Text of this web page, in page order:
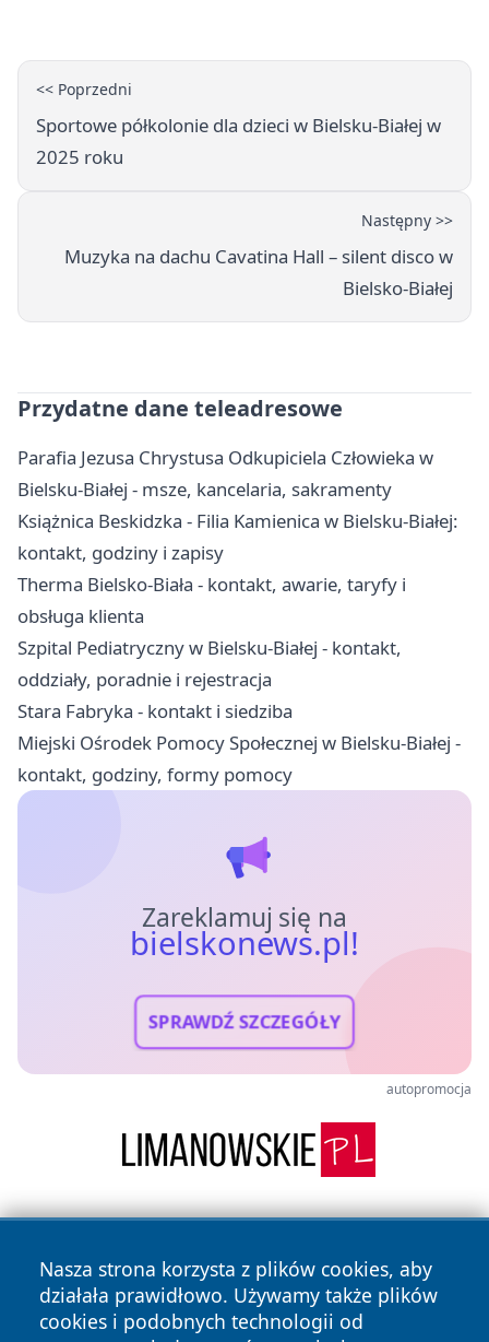
<< Poprzedni
Sportowe półkolonie dla dzieci w Bielsku-Białej w
2025 roku
Następny >>
Muzyka na dachu Cavatina Hall – silent disco w
Bielsko-Białej
Przydatne dane teleadresowe
Parafia Jezusa Chrystusa Odkupiciela Człowieka w
Bielsku-Białej - msze, kancelaria, sakramenty
Książnica Beskidzka - Filia Kamienica w Bielsku-Białej:
kontakt, godziny i zapisy
Therma Bielsko-Biała - kontakt, awarie, taryfy i
obsługa klienta
Szpital Pediatryczny w Bielsku-Białej - kontakt,
oddziały, poradnie i rejestracja
Stara Fabryka - kontakt i siedziba
Miejski Ośrodek Pomocy Społecznej w Bielsku-Białej -
kontakt, godziny, formy pomocy
Zareklamuj się na
bielskonews.pl!
SPRAWDŹ SZCZEGÓŁY
autopromocja
Nasza strona korzysta z plików cookies, aby
działała prawidłowo. Używamy także plików
cookies i podobnych technologii od